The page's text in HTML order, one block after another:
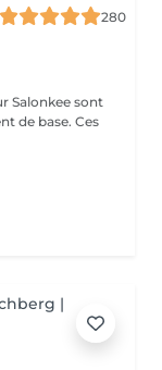
280
Salonkee sont
de base. Ces